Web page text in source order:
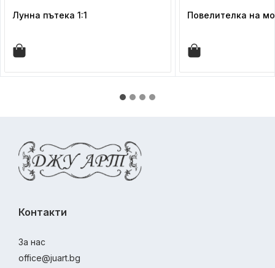
Лунна пътека 1:1 Повелителка на
Контакти
За нас
office@juart.bg